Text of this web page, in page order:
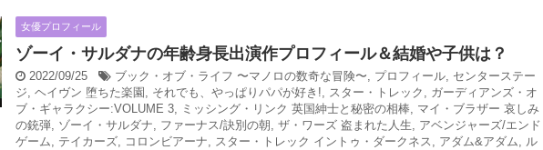
女優プロフィール
ゾーイ・サルダナの年齢身長出演作プロフィール＆結婚や子供は？
2022/09/25 ブック・オブ・ライフ 〜マノロの数奇な冒険〜, プロフィール, センターステー
ジ, ヘイヴン 堕ちた楽園 , それでも、やっぱりパパが好き!, スター・トレック , ガーディアンズ・オ
ブ・ギャラクシー:VOLUME 3, ミッシング・リンク 英国紳士と秘密の相棒, マイ・ブラザー 哀しみ
の銃弾, ゾーイ・サルダナ, ファーナス/訣別の朝, ザ・ワーズ 盗まれた人生, アベンジャーズ/エンド
ゲーム, テイカーズ, コロンビアーナ, スター・トレック イントゥ・ダークネス, アダム&アダム, ル